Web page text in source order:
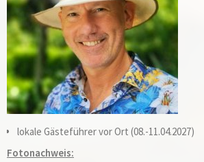
lokale Gästeführer vor Ort (08.-11.04.2027)
Fotonachweis: